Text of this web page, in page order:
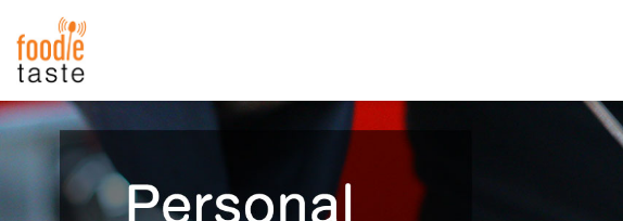
สูตรอาหาร
สูตรอาหารล่าสุด
พาไปชิม